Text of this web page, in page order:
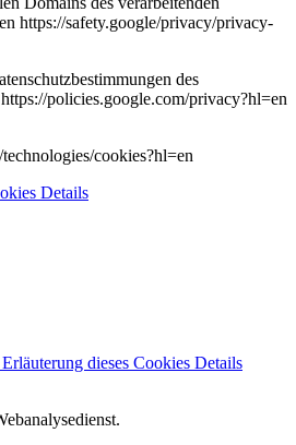
https://safety.google/privacy/privacy-
des
policies.google.com/privacy?hl=en
cookies?hl=en
Details
Erläuterung dieses Cookies Details